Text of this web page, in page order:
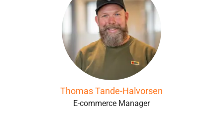
Thomas Tande-Halvorsen
E-commerce Manager